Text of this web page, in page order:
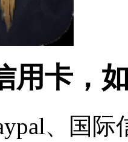
用卡，
、国